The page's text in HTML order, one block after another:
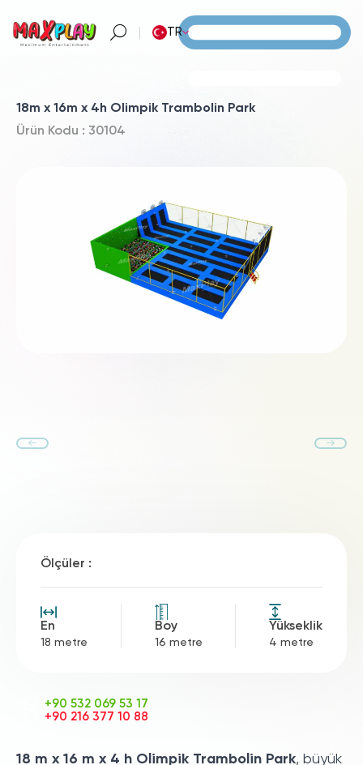
TR
18m x 16m x 4h Olimpik Trambolin Park
Ürün Kodu : 30104
Ölçüler :
En
18 metre
Boy
16 metre
Yükseklik
4 metre
+90 532 069 53 17
+90 216 377 10 88
18 m x 16 m x 4 h Olimpik Trambolin Park, büyük